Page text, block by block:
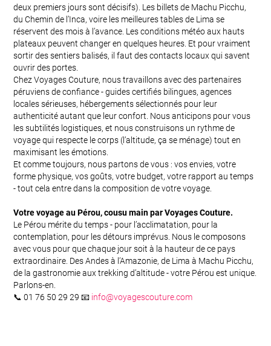
deux premiers jours sont décisifs). Les billets de Machu Picchu,
du Chemin de l’Inca, voire les meilleures tables de Lima se
réservent des mois à l’avance. Les conditions météo aux hauts
plateaux peuvent changer en quelques heures. Et pour vraiment
sortir des sentiers balisés, il faut des contacts locaux qui savent
ouvrir des portes.
Chez Voyages Couture, nous travaillons avec des partenaires
péruviens de confiance - guides certifiés bilingues, agences
locales sérieuses, hébergements sélectionnés pour leur
authenticité autant que leur confort. Nous anticipons pour vous
les subtilités logistiques, et nous construisons un rythme de
voyage qui respecte le corps (l’altitude, ça se ménage) tout en
maximisant les émotions.
Et comme toujours, nous partons de vous : vos envies, votre
forme physique, vos goûts, votre budget, votre rapport au temps
- tout cela entre dans la composition de votre voyage.
Votre voyage au Pérou, cousu main par Voyages Couture.
Le Pérou mérite du temps - pour l’acclimatation, pour la
contemplation, pour les détours imprévus. Nous le composons
avec vous pour que chaque jour soit à la hauteur de ce pays
extraordinaire. Des Andes à l’Amazonie, de Lima à Machu Picchu,
de la gastronomie aux trekking d’altitude - votre Pérou est unique.
Parlons-en.
📞 01 76 50 29 29 📧 info@voyagescouture.com